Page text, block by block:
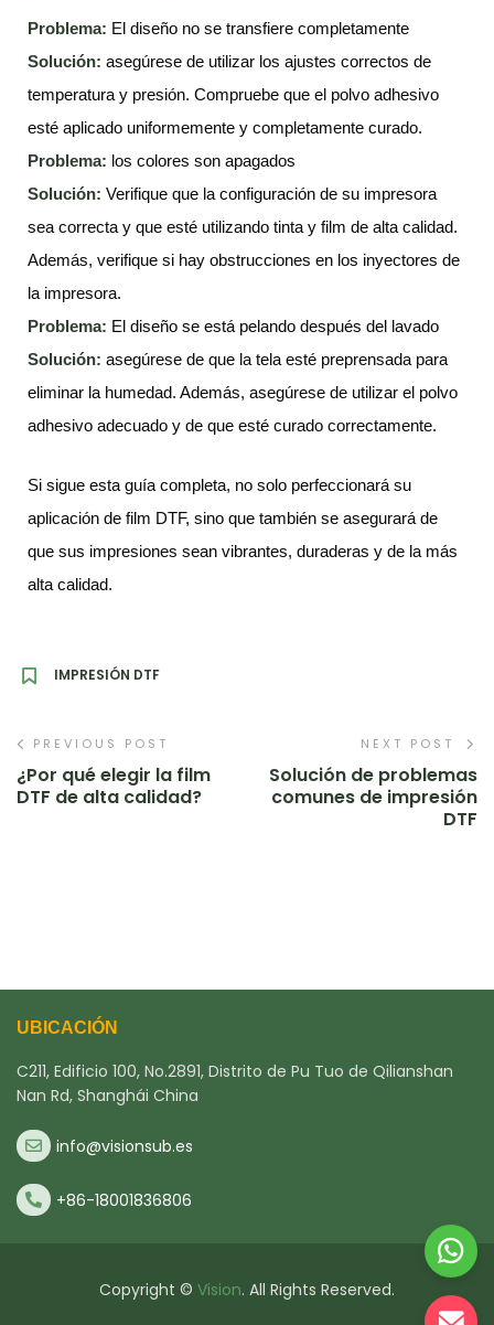
Problema: El diseño no se transfiere completamente
Solución: asegúrese de utilizar los ajustes correctos de
temperatura y presión. Compruebe que el polvo adhesivo
esté aplicado uniformemente y completamente curado.
Problema: los colores son apagados
Solución: Verifique que la configuración de su impresora
sea correcta y que esté utilizando tinta y film de alta calidad.
Además, verifique si hay obstrucciones en los inyectores de
la impresora.
Problema: El diseño se está pelando después del lavado
Solución: asegúrese de que la tela esté preprensada para
eliminar la humedad. Además, asegúrese de utilizar el polvo
adhesivo adecuado y de que esté curado correctamente.
Si sigue esta guía completa, no solo perfeccionará su
aplicación de film DTF, sino que también se asegurará de
que sus impresiones sean vibrantes, duraderas y de la más
alta calidad.
IMPRESIÓN DTF
PREVIOUS POST
¿Por qué elegir la film
DTF de alta calidad?
NEXT POST
Solución de problemas
comunes de impresión
DTF
UBICACIÓN
C211, Edificio 100, No.2891, Distrito de Pu Tuo de Qilianshan
Nan Rd, Shanghái China
info@visionsub.es
+86-18001836806
Copyright © Vision. All Rights Reserved.